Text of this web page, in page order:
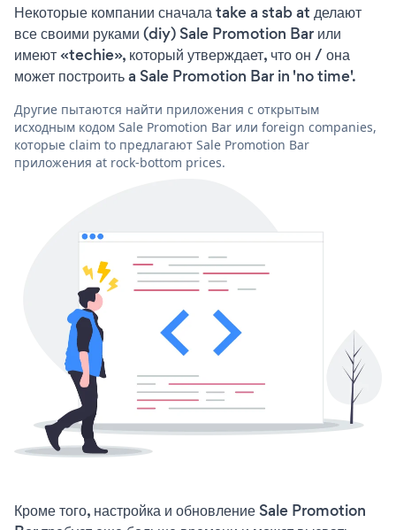
Некоторые компании сначала take a stab at делают
все своими руками (diy) Sale Promotion Bar или
имеют «techie», который утверждает, что он / она
может построить a Sale Promotion Bar in 'no time'.
Другие пытаются найти приложения с открытым
исходным кодом Sale Promotion Bar или foreign companies,
которые claim to предлагают Sale Promotion Bar
приложения at rock-bottom prices.
Кроме того, настройка и обновление Sale Promotion